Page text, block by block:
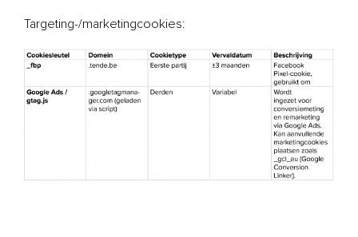
Targeting-/marketingcookies: